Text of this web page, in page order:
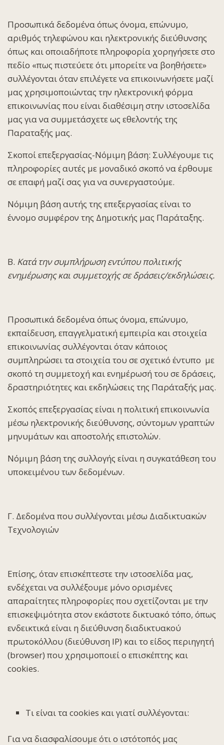
Προσωπικά δεδομένα όπως όνομα, επώνυμο,
αριθμός τηλεφώνου και ηλεκτρονικής διεύθυνσης
όπως και οποιαδήποτε πληροφορία χορηγήσετε στο
πεδίο «πως πιστεύετε ότι μπορείτε να βοηθήσετε»
συλλέγονται όταν επιλέγετε να επικοινωνήσετε μαζί
μας χρησιμοποιώντας την ηλεκτρονική φόρμα
επικοινωνίας που είναι διαθέσιμη στην ιστοσελίδα
μας για να συμμετάσχετε ως εθελοντής της
Παραταξής μας.
Σκοποί επεξεργασίας-Νόμιμη βάση: Συλλέγουμε τις
πληροφορίες αυτές με μοναδικό σκοπό να έρθουμε
σε επαφή μαζί σας για να συνεργαστούμε.
Νόμιμη βάση αυτής της επεξεργασίας είναι το
έννομο συμφέρον της Δημοτικής μας Παράταξης.
Β. Κατά την συμπλήρωση εντύπου πολιτικής
ενημέρωσης και συμμετοχής σε δράσεις/εκδηλώσεις.
Προσωπικά δεδομένα όπως όνομα, επώνυμο,
εκπαίδευση, επαγγελματική εμπειρία και στοιχεία
επικοινωνίας συλλέγονται όταν κάποιος
συμπληρώσει τα στοιχεία του σε σχετικό έντυπο με
σκοπό τη συμμετοχή και ενημέρωσή του σε δράσεις,
δραστηριότητες και εκδηλώσεις της Παράταξής μας.
Σκοπός επεξεργασίας είναι η πολιτική επικοινωνία
μέσω ηλεκτρονικής διεύθυνσης, σύντομων γραπτών
μηνυμάτων και αποστολής επιστολών.
Νόμιμη βάση της συλλογής είναι η συγκατάθεση του
υποκειμένου των δεδομένων.
Γ. Δεδομένα που συλλέγονται μέσω Διαδικτυακών
Τεχνολογιών
Επίσης, όταν επισκέπτεστε την ιστοσελίδα μας,
ενδέχεται να συλλέξουμε μόνο ορισμένες
απαραίτητες πληροφορίες που σχετίζονται με την
επισκεψιμότητα στον εκάστοτε δικτυακό τόπο, όπως
ενδεικτικά είναι η διεύθυνση διαδικτυακού
πρωτοκόλλου (διεύθυνση IP) και το είδος περιηγητή
(browser) που χρησιμοποιεί ο επισκέπτης και
cookies.
Τι είναι τα cookies και γιατί συλλέγονται:
Για να διασφαλίσουμε ότι ο ιστότοπός μας